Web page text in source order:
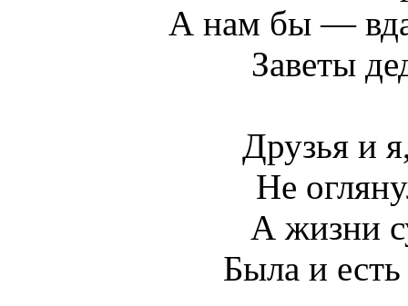
А нам бы —
Заветы
Друзья и
Не
А жизни
Была и